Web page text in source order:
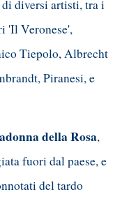
di diversi artisti, tra i
'Il Veronese',
Tiepolo, Albrecht
Piranesi, e
della Rosa,
fuori dal paese, e
del tardo